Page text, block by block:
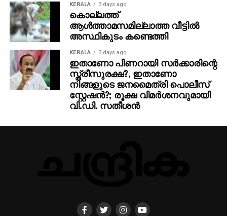
ഈ പുതിയ സമീപനം ഡോക്ടര്‍മാര്‍ക്ക് ശ്വാസകോശ
അര്‍ബുദം തുടക്കഘട്ടത്തില്‍ തന്നെ കണ്ടെത്താന്‍
സഹായിക്കുമെന്നും അതോടൊപ്പം അനാവശ്യ
സ്‌കാനുകളും ചികിത്സാചെലവും കുറയ്ക്കാന്‍
കഴിയുമെന്നും ഗവേഷകര്‍ വ്യക്തമാക്കി.
KERALA 3 days ago
കൊല്ലത്ത്
ആള്‍ത്താമസമില്ലാത്ത വീട്ടില്‍
അസ്ഥികുടം കണ്ടെത്തി
KERALA 3 days ago
ഇതാണോ പിണറായി സര്‍ക്കാരിന്റെ
സ്ത്രീസുരക്ഷ?, ഇതാണോ
നിങ്ങളുടെ ജനമൈത്രി പൊലീസ്
സ്റ്റേഷന്‍?; രൂക്ഷ വിമര്‍ശനവുമായി
വി.ഡി. സതീശന്‍